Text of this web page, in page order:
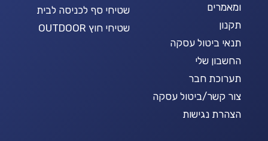
ומאמרים
תקנון
תנאי ביטול עסקה
החשבון שלי
תערוכת חבר
צור קשר/ביטול עסקה
הצהרת נגישות
שטיחי סף לכניסה לבית
שטיחי חוץ OUTDOOR